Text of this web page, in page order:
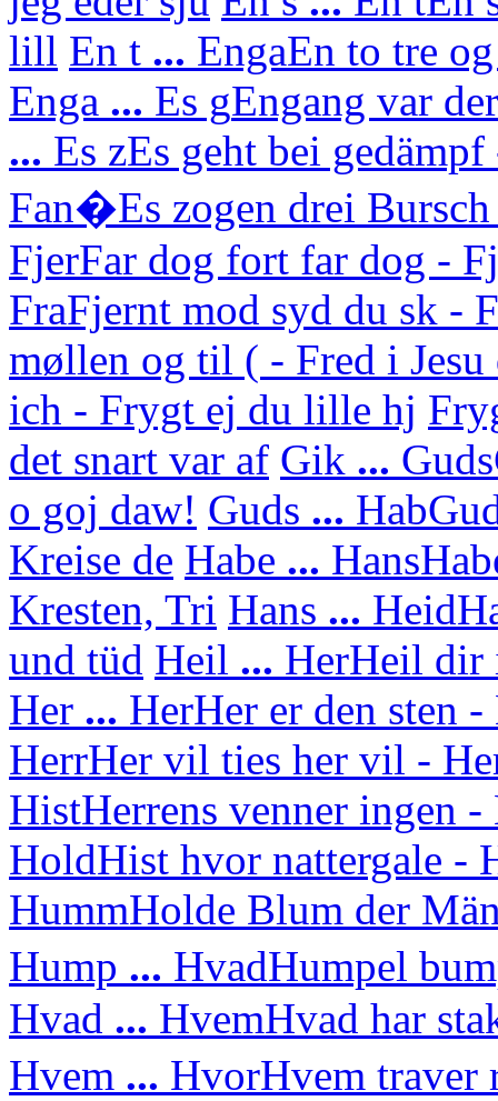
lill En t ... EngaEn to tre
Enga ... Es gEngang var
... Es zEs geht bei
Fan�Es zogen drei
FjerFar dog fort far dog -
FraFjernt mod syd du sk -
møllen og til ( - Fred i
ich - Frygt ej du lille hj
det snart var af Gik ... Guds
o goj daw! Guds ... Hab
Kreise de Habe ... Hans
Kresten, Tri Hans ... Heid
und tüd Heil ... HerHeil dir
Her ... HerHer er den sten
HerrHer vil ties her vil -
HistHerrens venner ingen
HoldHist hvor nattergale -
HummHolde Blum der
Hump ... HvadHumpel
Hvad ... HvemHvad har
Hvem ... HvorHvem